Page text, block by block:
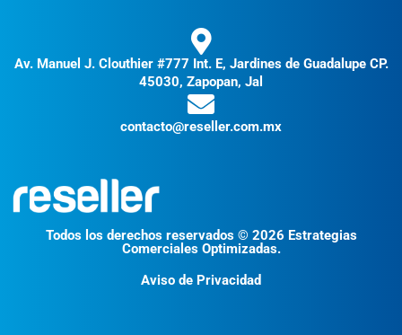
Av. Manuel J. Clouthier #777 Int. E, Jardines de Guadalupe CP.
45030, Zapopan, Jal
contacto@reseller.com.mx
Todos los derechos reservados © 2026 Estrategias
Comerciales Optimizadas.
Aviso de Privacidad